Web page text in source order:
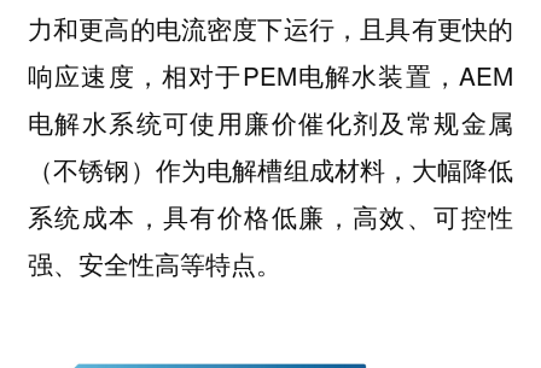
力和更高的电流密度下运行，且具有更快的
响应速度，相对于PEM电解水装置，AEM
电解水系统可使用廉价催化剂及常规金属
（不锈钢）作为电解槽组成材料，大幅降低
系统成本，具有价格低廉，高效、可控性
强、安全性高等特点。